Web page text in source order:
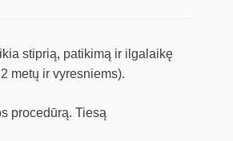
stiprią, patikimą ir ilgalaikę
metų ir vyresniems).
procedūrą. Tiesą